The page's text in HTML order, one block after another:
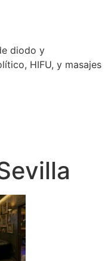
diodo y
HIFU, y masajes